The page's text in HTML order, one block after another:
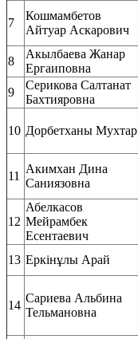
7
Кошмамбетов
Айтуар Аскарович
8
Акылбаева Жанар
Ергаиповна
9
Серикова Салтанат
Бахтияровна
10 Дорбетханы Мухтар
11
Акимхан Дина
Саниязовна
12
Абелкасов
Мейрамбек
Есентаевич
13 Еркінұлы Арай
14
Сариева Альбина
Тельмановна